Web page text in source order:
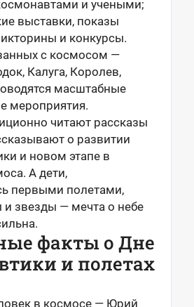
и учеными;
выставки, показы
и конкурсы.
с космосом —
Калуга, Королев,
масштабные
мероприятия.
читают рассказы
о развитии
и новом этапе в
А дети,
первыми полетами,
и звезды — мечта о небе
факты о Дне
и полетах
в космосе — Юрий